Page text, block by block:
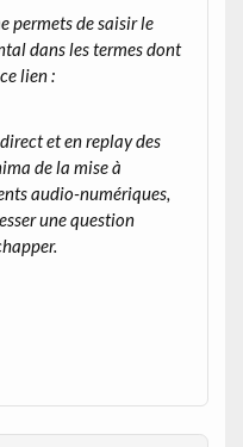
permets de saisir le
dans les termes dont
lien :
et en replay des
de la mise à
audio-numériques,
une question